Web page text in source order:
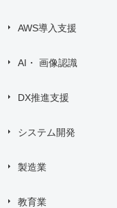
AWS導入支援
AI・ 画像認識
DX推進支援
システム開発
製造業
教育業